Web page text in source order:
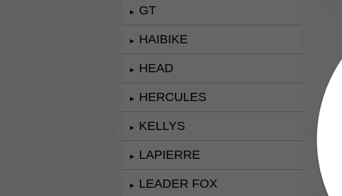
► GT
► HAIBIKE
► HEAD
► HERCULES
► KELLYS
► LAPIERRE
► LEADER FOX